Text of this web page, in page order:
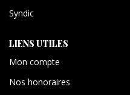
Syndic
LIENS UTILES
Mon compte
Nos honoraires